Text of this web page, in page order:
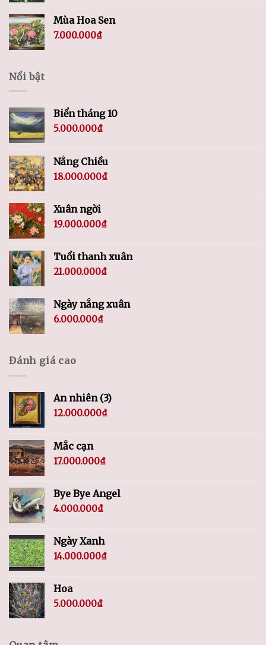
Mùa Hoa Sen
7.000.000₫
Nổi bật
Biển tháng 10
5.000.000₫
Nắng Chiều
18.000.000₫
Xuân ngời
19.000.000₫
Tuổi thanh xuân
21.000.000₫
Ngày nắng xuân
6.000.000₫
Đánh giá cao
An nhiên (3)
12.000.000₫
Mắc cạn
17.000.000₫
Bye Bye Angel
4.000.000₫
Ngày Xanh
14.000.000₫
Hoa
5.000.000₫